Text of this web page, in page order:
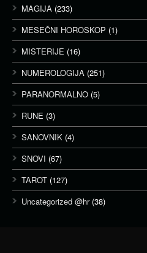
MAGIJA (233)
MESEČNI HOROSKOP (1)
MISTERIJE (16)
NUMEROLOGIJA (251)
PARANORMALNO (5)
RUNE (3)
SANOVNIK (4)
SNOVI (67)
TAROT (127)
Uncategorized @hr(38)